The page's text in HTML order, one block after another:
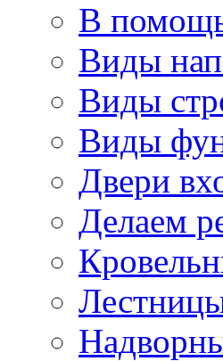
В
Виды
Виды
Виды
Двери
Делаем